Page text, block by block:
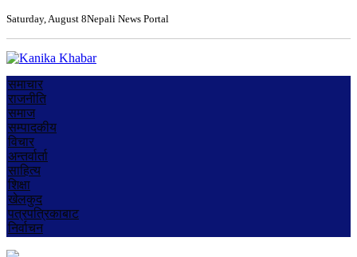
Saturday, August 8Nepali News Portal
समाचार
राजनीति
समाज
सम्पादकीय
विचार
अन्तर्वार्ता
साहित्य
शिक्षा
खेलकुद
पत्रपत्रिकाबाट
निर्वाचन